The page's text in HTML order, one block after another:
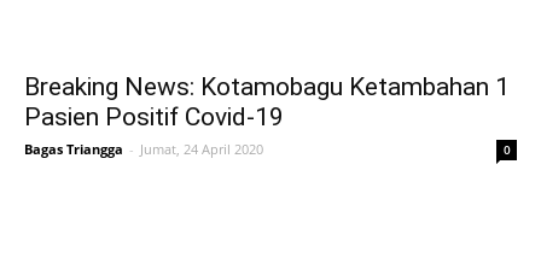
Breaking News: Kotamobagu Ketambahan 1
Pasien Positif Covid-19
Bagas Triangga - Jumat, 24 April 2020 0